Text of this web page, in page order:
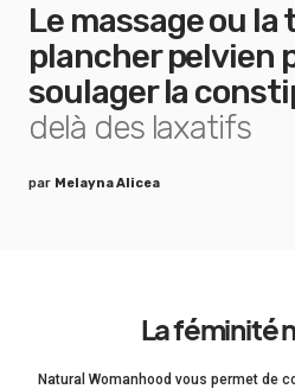
Le massage ou
plancher pelvien
soulager la
delà des laxatifs
par Melayna Alicea
La féminité
Natural Womanhood vous permet de